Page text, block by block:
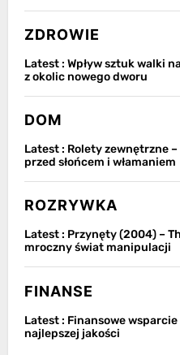
ZDROWIE
Latest : Wpływ sztuk walki
z okolic nowego dworu
DOM
Latest : Rolety zewnętrzne
przed słońcem i włamaniem
ROZRYWKA
Latest : Przynęty (2004) –
mroczny świat manipulacji
FINANSE
Latest : Finansowe
najlepszej jakości